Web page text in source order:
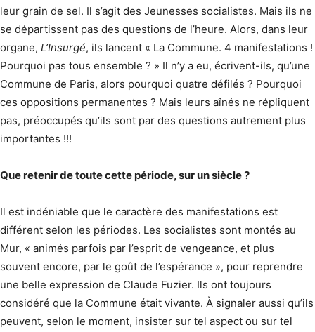
leur grain de sel. Il s’agit des Jeunesses socialistes. Mais ils ne
se départissent pas des questions de l’heure. Alors, dans leur
organe, L’Insurgé, ils lancent « La Commune. 4 manifestations !
Pourquoi pas tous ensemble ? » Il n’y a eu, écrivent-ils, qu’une
Commune de Paris, alors pourquoi quatre défilés ? Pourquoi
ces oppositions permanentes ? Mais leurs aînés ne répliquent
pas, préoccupés qu’ils sont par des questions autrement plus
importantes !!!
Que retenir de toute cette période, sur un siècle ?
Il est indéniable que le caractère des manifestations est
différent selon les périodes. Les socialistes sont montés au
Mur, « animés parfois par l’esprit de vengeance, et plus
souvent encore, par le goût de l’espérance », pour reprendre
une belle expression de Claude Fuzier. Ils ont toujours
considéré que la Commune était vivante. À signaler aussi qu’ils
peuvent, selon le moment, insister sur tel aspect ou sur tel